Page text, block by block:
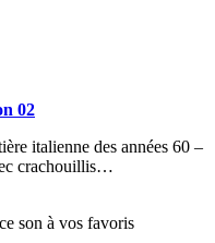
02
italienne des années 60 –
crachouillis…